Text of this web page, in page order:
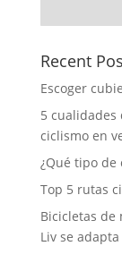
Recent
Escoger
5
ciclismo en
¿Qué tipo de
Top 5 rutas
Bicicletas
Liv se